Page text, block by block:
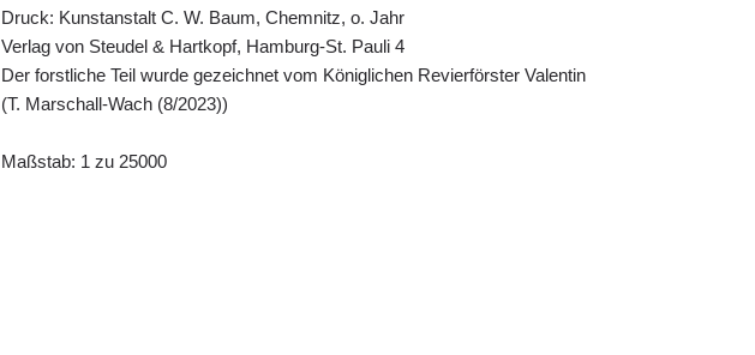
Druck: Kunstanstalt C. W. Baum, Chemnitz, o. Jahr
Verlag von Steudel & Hartkopf, Hamburg-St. Pauli 4
Der forstliche Teil wurde gezeichnet vom Königlichen Revierförster Valentin
(T. Marschall-Wach (8/2023))
Maßstab: 1 zu 25000